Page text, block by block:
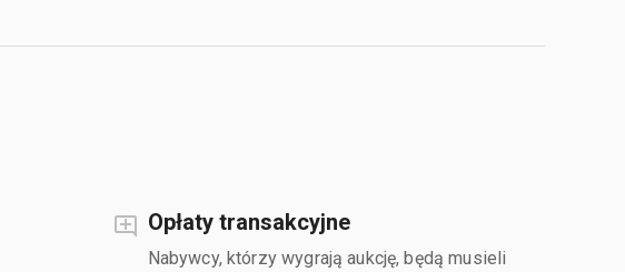
Opłaty transakcyjne
Nabywcy, którzy wygrają aukcję, będą musieli